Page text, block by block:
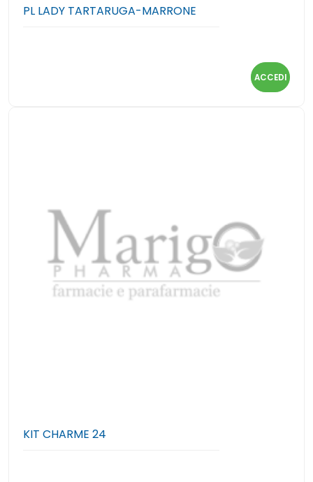
PL LADY TARTARUGA-MARRONE
ACCEDI
KIT CHARME 24